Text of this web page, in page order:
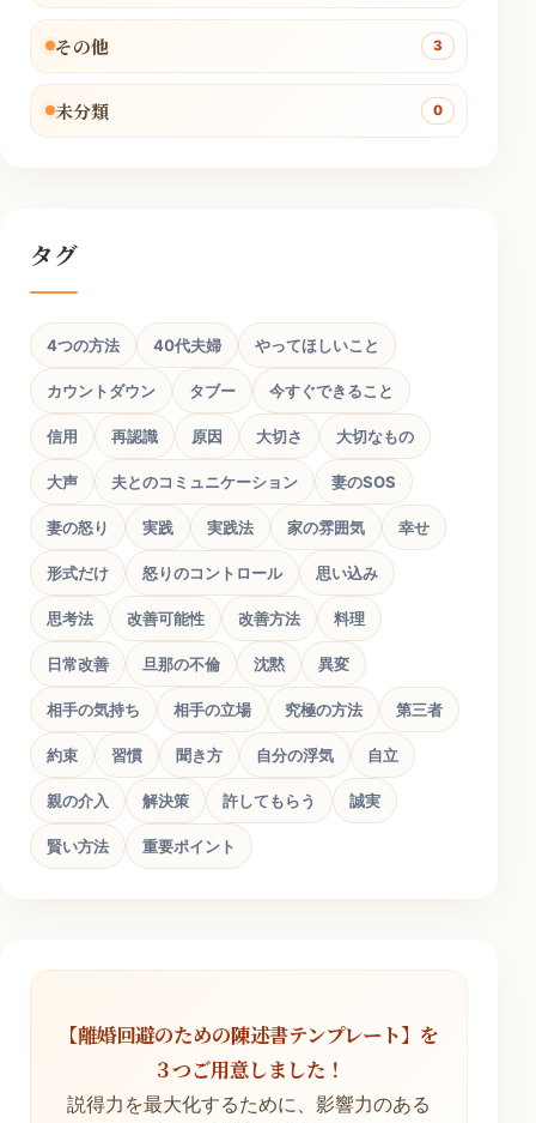
その他 3
未分類 0
タグ
4つの方法 40代夫婦 やってほしいこと
カウントダウン タブー 今すぐできること
信用 再認識 原因 大切さ 大切なもの
大声 夫とのコミュニケーション 妻のSOS
妻の怒り 実践 実践法 家の雰囲気 幸せ
形式だけ 怒りのコントロール 思い込み
思考法 改善可能性 改善方法 料理
日常改善 旦那の不倫 沈黙 異変
相手の気持ち 相手の立場 究極の方法 第三者
約束 習慣 聞き方 自分の浮気 自立
親の介入 解決策 許してもらう 誠実
賢い方法 重要ポイント
【離婚回避のための陳述書テンプレート】を
３つご用意しました！
説得力を最大化するために、影響力のある